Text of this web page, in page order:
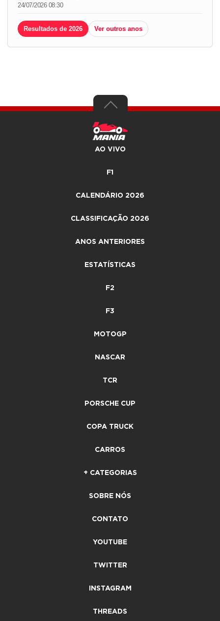
24/07/2026 08:30
Resultados de 2026 Ver outros anos
AO VIVO
F1
CALENDÁRIO 2026
CLASSIFICAÇÃO 2026
ANOS ANTERIORES
ESTATÍSTICAS
F2
F3
MOTOGP
NASCAR
TCR
PORSCHE CUP
COPA TRUCK
CARROS
+ CATEGORIAS
SOBRE NÓS
CONTATO
YOUTUBE
TWITTER
INSTAGRAM
THREADS